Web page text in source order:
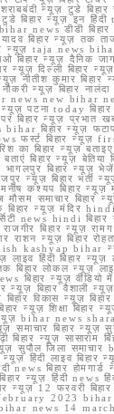
शराबबंदी न्यूज़ टुडे
बिहार न्यूज़ इन
news डीडी
बिहार न्यूज़ तक
न्यूज़ taja news bihar
बिहार न्यूज़ दैनिक
न्यूज़ दिल्ली बिहार
न्यूज़ नीतीश कुमार बिहार
न्यूज़ बिहार नालंदा
news new bihar
पटना today बिहार
बिहार न्यूज़ प्रभात
बिहार न्यूज़
फर्स्ट बिहार न्यूज़
का बिहार न्यूज़
बिहार न्यूज़ बेतिया
भागलपुर बिहार न्यूज़
न्यूज़ बिहार भर्ती
कश्यप बिहार न्यूज़
मौसम समाचार बिहार
बिहार न्यूज़ मंदिर
news hindi
बिहार न्यूज़
राशन न्यूज़ बिहार
kashyap bihar
लाइव हिंदी बिहार
बिहार लोकल न्यूज़
न्यूज़ वीडियो में
न्यूज़ बिहार वैशाली न्यूज़
बिहार विकास न्यूज़
न्यूज़ शिक्षा बिहार
न्यूज़ bihar news
समाचार बिहार न्यूज़
बिहार न्यूज़ सासाराम
सुपौल जिला समाचार
हिंदी लाइव बिहार
news बिहार होमगार्ड
न्यूज़ हिंदी news
न्यूज़ 12 फरवरी
2023 bihar
news 14